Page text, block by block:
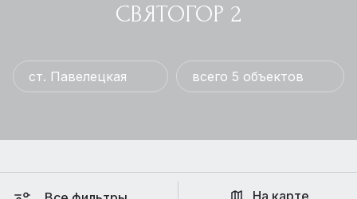
СВЯТОГОР 2
ст. Павелецкая всего 5 объектов
На карте